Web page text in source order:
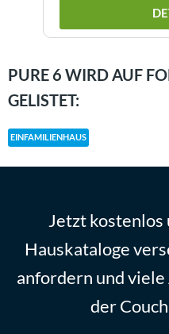
PURE 6 WIRD AUF
GELISTET:
EINFAMILIENHAUS
Jetzt
Hauskataloge
anfordern und
der